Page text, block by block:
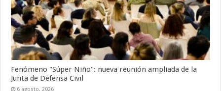
Fenómeno "Súper Niño": nueva reunión ampliada de la
Junta de Defensa Civil
6 agosto, 2026